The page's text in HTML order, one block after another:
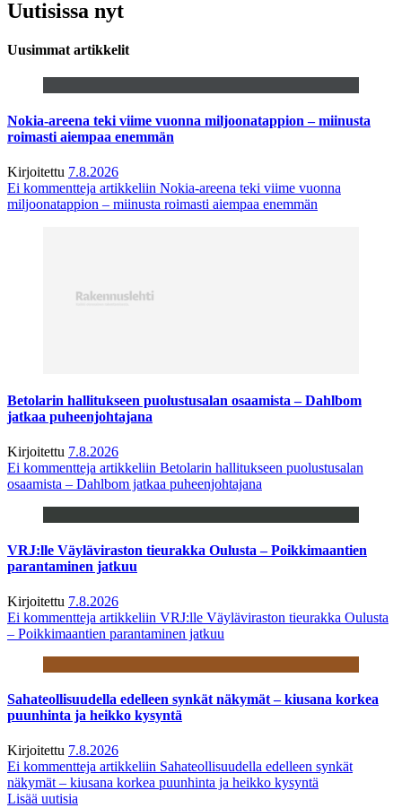
Uutisissa nyt
Uusimmat artikkelit
Nokia-areena teki viime vuonna miljoonatappion – miinusta
roimasti aiempaa enemmän
Kirjoitettu 7.8.2026
Ei kommentteja artikkeliin Nokia-areena teki viime vuonna
miljoonatappion – miinusta roimasti aiempaa enemmän
Betolarin hallitukseen puolustusalan osaamista – Dahlbom
jatkaa puheenjohtajana
Kirjoitettu 7.8.2026
Ei kommentteja artikkeliin Betolarin hallitukseen puolustusalan
osaamista – Dahlbom jatkaa puheenjohtajana
VRJ:lle Väyläviraston tieurakka Oulusta – Poikkimaantien
parantaminen jatkuu
Kirjoitettu 7.8.2026
Ei kommentteja artikkeliin VRJ:lle Väyläviraston tieurakka Oulusta
– Poikkimaantien parantaminen jatkuu
Sahateollisuudella edelleen synkät näkymät – kiusana korkea
puunhinta ja heikko kysyntä
Kirjoitettu 7.8.2026
Ei kommentteja artikkeliin Sahateollisuudella edelleen synkät
näkymät – kiusana korkea puunhinta ja heikko kysyntä
Lisää uutisia